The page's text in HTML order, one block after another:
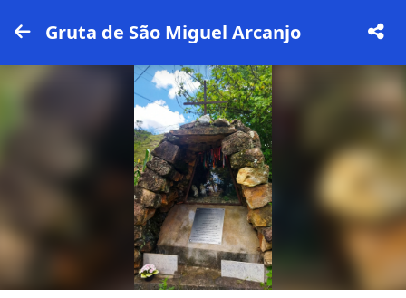
Gruta de São Miguel Arcanjo